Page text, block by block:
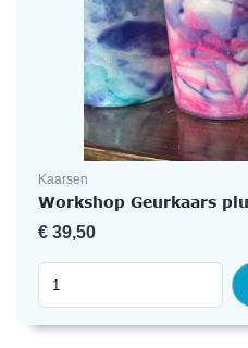
Kaarsen
€ 39,50